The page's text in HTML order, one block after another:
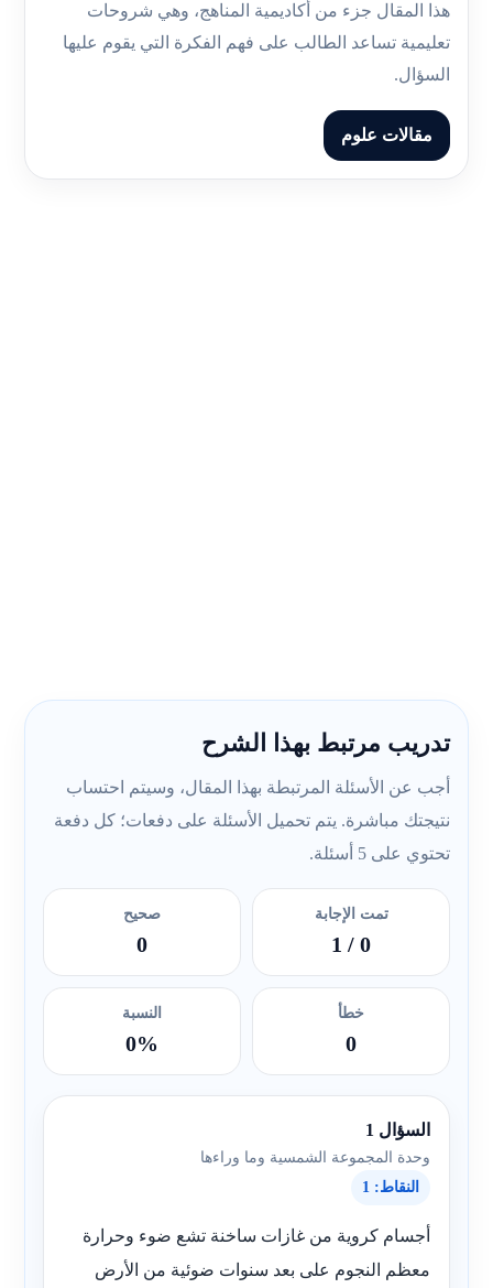
هذا المقال جزء من أكاديمية المناهج، وهي شروحات
تعليمية تساعد الطالب على فهم الفكرة التي يقوم عليها
السؤال.
مقالات علوم
تدريب مرتبط بهذا الشرح
أجب عن الأسئلة المرتبطة بهذا المقال، وسيتم احتساب
نتيجتك مباشرة. يتم تحميل الأسئلة على دفعات؛ كل دفعة
تحتوي على 5 أسئلة.
تمت الإجابة
0
/ 1
صحيح
0
خطأ
0
النسبة
0%
السؤال 1
وحدة المجموعة الشمسية وما وراءها
النقاط: 1
أجسام كروية من غازات ساخنة تشع ضوء وحرارة
معظم النجوم على بعد سنوات ضوئية من الأرض